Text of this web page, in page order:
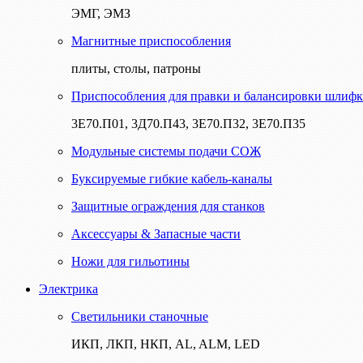
ЭМГ, ЭМЗ
Магнитные приспособления
плиты, столы, патроны
Приспособления для правки и балансировки
3Е70.П01, 3Д70.П43, 3Е70.П32, 3Е70.П35
Модульные системы подачи СОЖ
Буксируемые гибкие кабель-каналы
Защитные ограждения для станков
Аксессуары & Запасные части
Ножи для гильотины
Электрика
Светильники станочные
ИКП, ЛКП, НКП, AL, ALM, LED